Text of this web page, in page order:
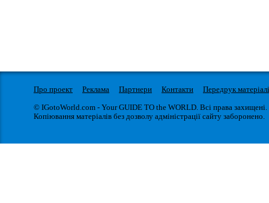
Про проект Реклама Партнери Контакти
Передрук
© IGotoWorld.com - Your GUIDE TO the WORLD. Всі права захищені.
Копіювання матеріалів без дозволу адміністрації сайту заборонено.